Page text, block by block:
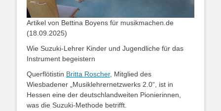
Artikel von Bettina Boyens für musikmachen.de
(18.09.2025)
Wie Suzuki-Lehrer Kinder und Jugendliche für das
Instrument begeistern
Querflötistin Britta Roscher, Mitglied des
Wiesbadener „Musiklehrernetzwerks 2.0“, ist in
Hessen eine der deutschlandweiten Pionierinnen,
was die Suzuki-Methode betrifft.